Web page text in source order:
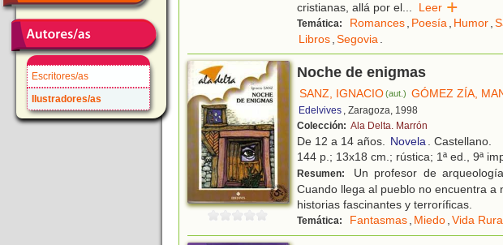
Escritores/as
Ilustradores/as
cristianas, allá por el... Leer
Temática: Romances, Poesía, Humor,
Libros,Segovia.
Noche de enigmas
SANZ, IGNACIO(aut.) GÓMEZ ZÍA,
Edelvives , Zaragoza, 1998
Colección: Ala Delta. Marrón
De 12 a 14 años. Novela. Castellano.
144 p.; 13x18 cm.; rústica; 1ª ed., 9ª
Resumen:
Un profesor de
Cuando llega al pueblo no encuentra
historias fascinantes y terroríficas.
Temática: Fantasmas, Miedo,Vida